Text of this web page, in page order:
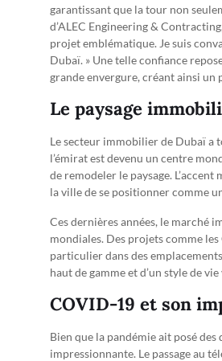
garantissant que la tour non
d’ALEC Engineering &
projet emblématique. Je suis
Dubaï. » Une telle confiance
grande envergure, créant ainsi un
Le paysage
Le secteur immobilier de Dubaï a
l’émirat est devenu un centre
de remodeler le paysage.
la ville de se positionner comme
Ces dernières années, le marché
mondiales. Des projets comme
particulier dans des
haut de gamme et d’un style de
COVID-19 et son
Bien que la pandémie ait posé
impressionnante. Le passage au